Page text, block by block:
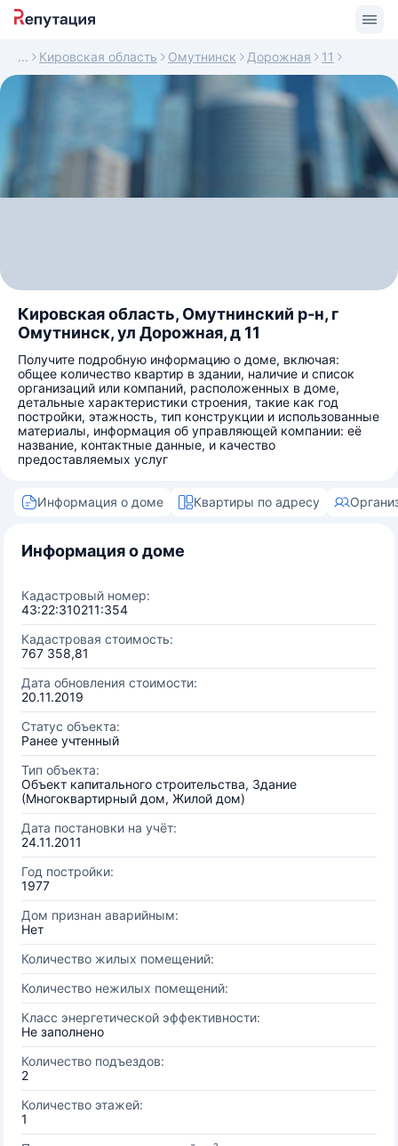
Кировская область Омутнинск Дорожная 11
Кировская область, Омутнинский р-н, г
Омутнинск, ул Дорожная, д 11
Получите подробную информацию о доме, включая:
общее количество квартир в здании, наличие и список
организаций или компаний, расположенных в доме,
детальные характеристики строения, такие как год
постройки, этажность, тип конструкции и использованные
материалы, информация об управляющей компании: её
название, контактные данные, и качество
предоставляемых услуг
Информация о доме Квартиры по адресу
Информация о доме
Кадастровый номер:
43:22:310211:354
Кадастровая стоимость:
767 358,81
Дата обновления стоимости:
20.11.2019
Статус объекта:
Ранее учтенный
Тип объекта:
Объект капитального строительства, Здание
(Многоквартирный дом, Жилой дом)
Дата постановки на учёт:
24.11.2011
Год постройки:
1977
Дом признан аварийным:
Нет
Количество жилых помещений:
Количество нежилых помещений:
Класс энергетической эффективности:
Не заполнено
Количество подъездов:
2
Количество этажей:
1